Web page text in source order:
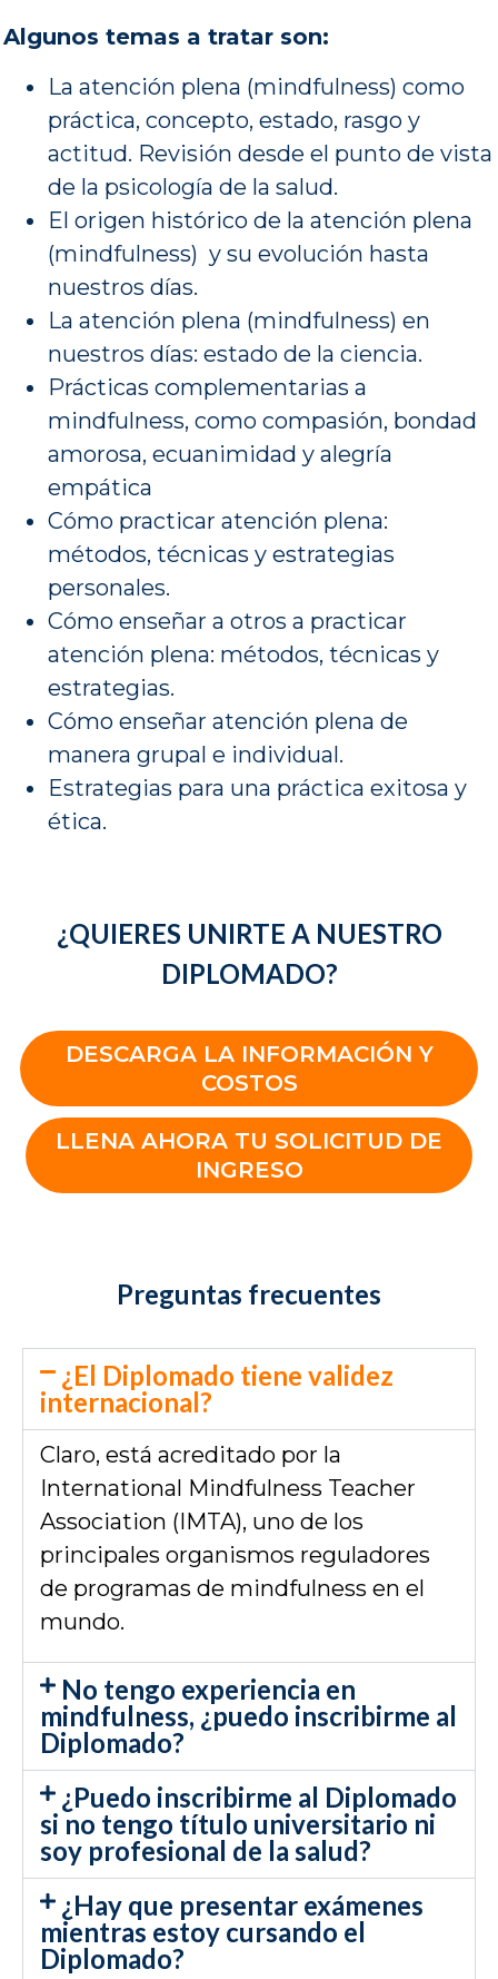
Algunos temas a tratar son:
La atención plena (mindfulness) como
práctica, concepto, estado, rasgo y
actitud. Revisión desde el punto de vista
de la psicología de la salud.
El origen histórico de la atención plena
(mindfulness) y su evolución hasta
nuestros días.
La atención plena (mindfulness) en
nuestros días: estado de la ciencia.
Prácticas complementarias a
mindfulness, como compasión, bondad
amorosa, ecuanimidad y alegría
empática
Cómo practicar atención plena:
métodos, técnicas y estrategias
personales.
Cómo enseñar a otros a practicar
atención plena: métodos, técnicas y
estrategias.
Cómo enseñar atención plena de
manera grupal e individual.
Estrategias para una práctica exitosa y
ética.
¿QUIERES UNIRTE A NUESTRO
DIPLOMADO?
DESCARGA LA INFORMACIÓN Y
COSTOS
LLENA AHORA TU SOLICITUD DE
INGRESO
Preguntas frecuentes
¿El Diplomado tiene validez
internacional?
Claro, está acreditado por la
International Mindfulness Teacher
Association (IMTA), uno de los
principales organismos reguladores
de programas de mindfulness en el
mundo.
No tengo experiencia en
mindfulness, ¿puedo inscribirme al
Diplomado?
¿Puedo inscribirme al Diplomado
si no tengo título universitario ni
soy profesional de la salud?
¿Hay que presentar exámenes
mientras estoy cursando el
Diplomado?